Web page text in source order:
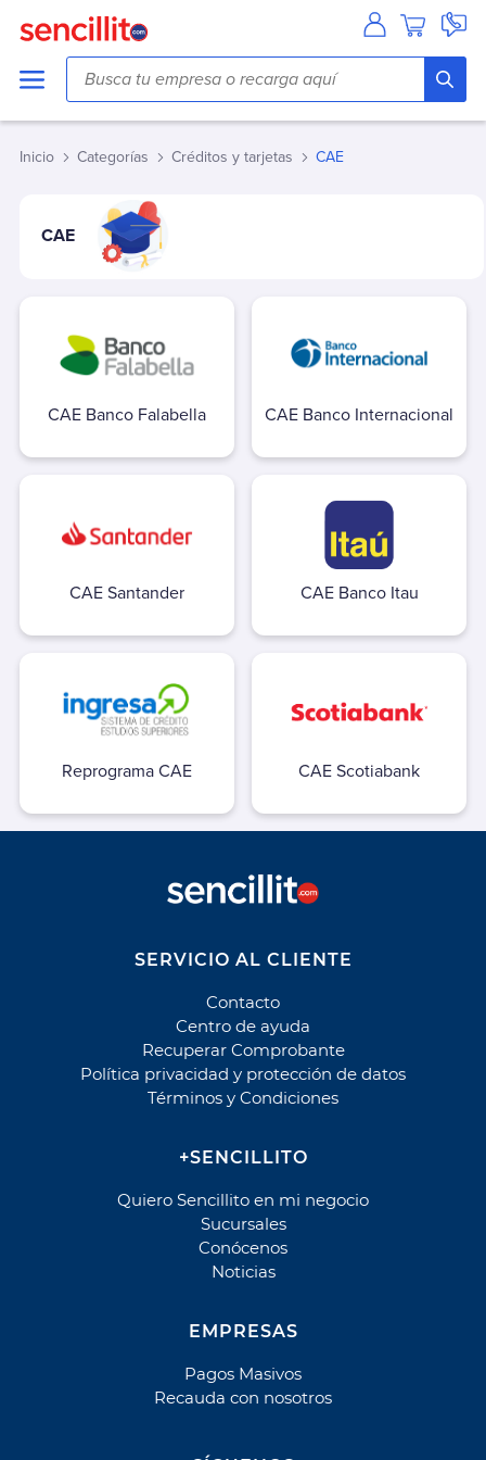
Agua
Aguas Andinas
Aguas Araucania
Aguas Cordillera
Aguas del Altiplano
Aguas del Valle
Aguas Magallanes
Aguas Manquehue
Aguas Metropolitana (Chacabuco/Santiago)
Biodiversa
Esval
Smapa
ADT
Costanera Norte
Nogales Puchuncavi (Ex Canopsa)
Puente Industrial
Total Autopistas - TAG
Vespucio Sur
Cementerio
Parque Canaán
Parque Canaán Cuota
Parque del Recuerdo
Parque del Recuerdo Crédito
Parque del Recuerdo Mantención
Parque del Sendero Mantención
Inicio Categorías Créditos y tarjetas CAE
CAE
CAE Banco Falabella CAE Banco Internacional
CAE Santander CAE Banco Itau
Reprograma CAE CAE Scotiabank
SERVICIO AL CLIENTE
Contacto
Centro de ayuda
Recuperar Comprobante
Política privacidad y protección de datos
Términos y Condiciones
+SENCILLITO
Quiero Sencillito en mi negocio
Sucursales
Conócenos
Noticias
EMPRESAS
Pagos Masivos
Recauda con nosotros